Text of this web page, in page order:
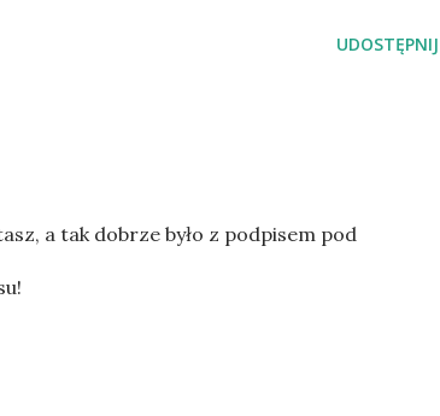
UDOSTĘPNIJ
a tak dobrze było z podpisem pod